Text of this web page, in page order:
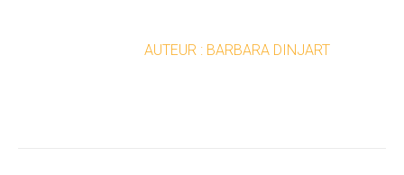
AUTEUR : BARBARA DINJART